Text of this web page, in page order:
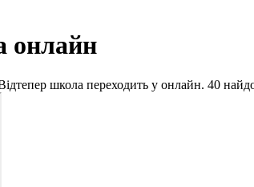
онлайн
школа переходить у онлайн. 40